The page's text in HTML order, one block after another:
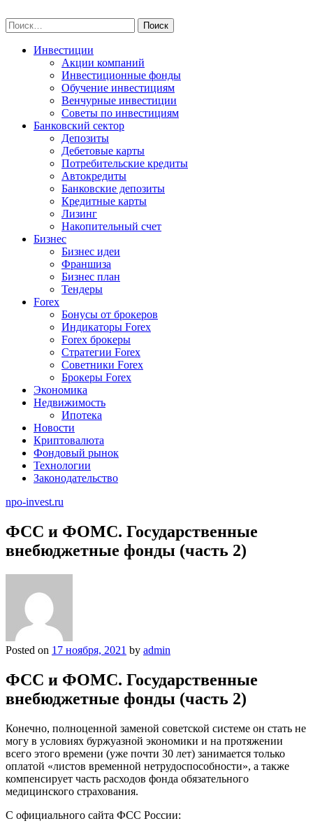
to
content
Найти:
Инвестиции
Акции компаний
Инвестиционные фонды
Обучение инвестициям
Венчурные инвестиции
Советы по инвестициям
Банковский сектор
Депозиты
Дебетовые карты
Потребительские кредиты
Автокредиты
Банковские депозиты
Кредитные карты
Лизинг
Накопительный счет
Бизнес
Бизнес идеи
Франшиза
Бизнес план
Тендеры
Forex
Бонусы от брокеров
Индикаторы Forex
Forex брокеры
Стратегии Forex
Советники Forex
Брокеры Forex
Экономика
Недвижимость
Ипотека
Новости
Криптовалюта
Фондовый рынок
Технологии
Законодательство
npo-invest.ru
ФСС и ФОМС. Государственные
внебюджетные фонды (часть 2)
Posted on 17 ноября, 2021 by admin
ФСС и ФОМС. Государственные
внебюджетные фонды (часть 2)
Конечно, полноценной заменой советской системе он стать не
могу в условиях буржуазной экономики и на протяжении
всего этого времени (уже почти 30 лет) занимается только
оплатой «листов временной нетрудоспособности», а также
компенсирует часть расходов фонда обязательного
медицинского страхования.
С официального сайта ФСС России: